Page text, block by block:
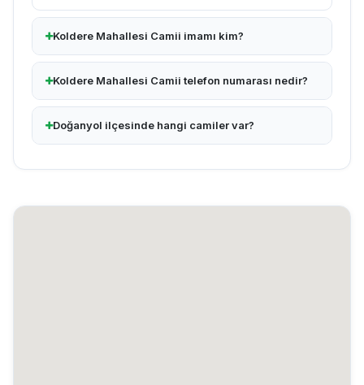
Koldere Mahallesi Camii imamı kim?
Koldere Mahallesi Camii telefon numarası nedir?
Doğanyol ilçesinde hangi camiler var?